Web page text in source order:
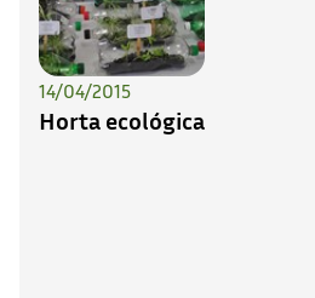
14/04/2015
Horta ecológica